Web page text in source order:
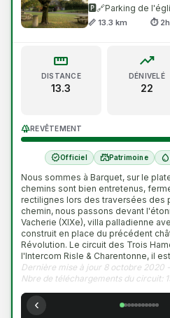
forestForêt
water
deceasedEspace protégé
landscape_2
family_restroomFamille
heart_checkIncontournable
🅿️🔗Parking de
📏 13.3 km ⏱
straighten
DISTANCE
13.3
trending_up
DÉNIVELÉ
22
forestREVÊTEMENT
verifiedOfficiel castlePatrimoine water_drop
Nous sommes à Barquet, sur le
chemins sont bien entretenus,
rectilignes lors des traversées des
chemin, nous passons devant
Vacherie (XIXe), villa palladienne
construit en place du précédent
Révolution. Le circuit des Trois
l'Intercom Risle & Charentonne, il
Dernière mise à jour 8 octobre 2020
Nbre de téléchargements du circuit:
‹